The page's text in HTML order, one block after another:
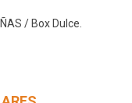
/ Box Dulce.